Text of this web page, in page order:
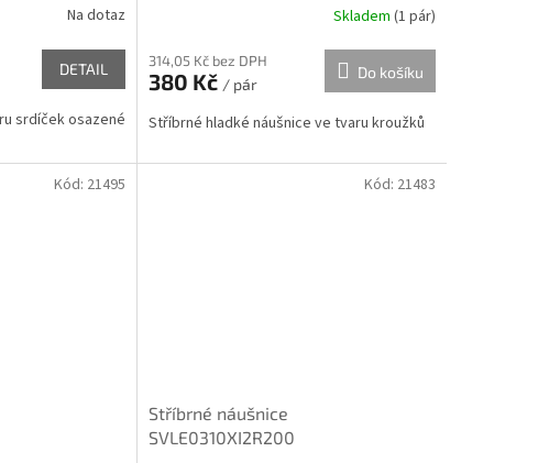
Na dotaz
DETAIL
srdíček osazené
Skladem (1 pár)
314,05 Kč bez DPH
380 Kč / pár
Do košíku
Stříbrné hladké náušnice ve tvaru kroužků
Kód: 21495
Stříbrné náušnice
SVLE0310XI2R200
Kód: 21483